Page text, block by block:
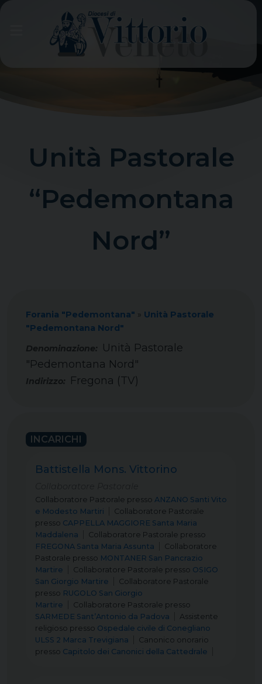
Unità Pastorale
“Pedemontana
Nord”
Forania "Pedemontana" » Unità Pastorale
"Pedemontana Nord"
Unità Pastorale
"Pedemontana Nord"
Indirizzo: Fregona (TV)
INCARICHI
Battistella Mons. Vittorino
Collaboratore Pastorale presso ANZANO Santi Vito
e Modesto Martiri
Collaboratore Pastorale
presso CAPPELLA MAGGIORE Santa Maria
Maddalena
Collaboratore Pastorale presso
FREGONA Santa Maria Assunta
Collaboratore
Pastorale presso MONTANER San Pancrazio
Martire
Collaboratore Pastorale presso OSIGO
San Giorgio Martire
Collaboratore Pastorale
presso RUGOLO San Giorgio
Martire
Collaboratore Pastorale presso
SARMEDE Sant’Antonio da Padova
Assistente
religioso presso Ospedale civile di Conegliano
ULSS 2 Marca Trevigiana
Canonico onorario
presso Capitolo dei Canonici della Cattedrale